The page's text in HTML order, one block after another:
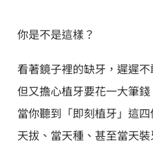
你是不是這樣？
看著鏡子裡的缺牙，遲遲不
但又擔心植牙要花一大筆
當你聽到「即刻植牙」這
天拔、當天種、甚至當天